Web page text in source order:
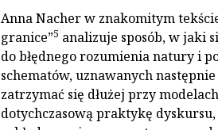
Anna Nacher w znakomitym
granice”5 analizuje sposób, w jaki
do błędnego rozumienia natury i
schematów, uznawanych
zatrzymać się dłużej przy
dotychczasową praktykę